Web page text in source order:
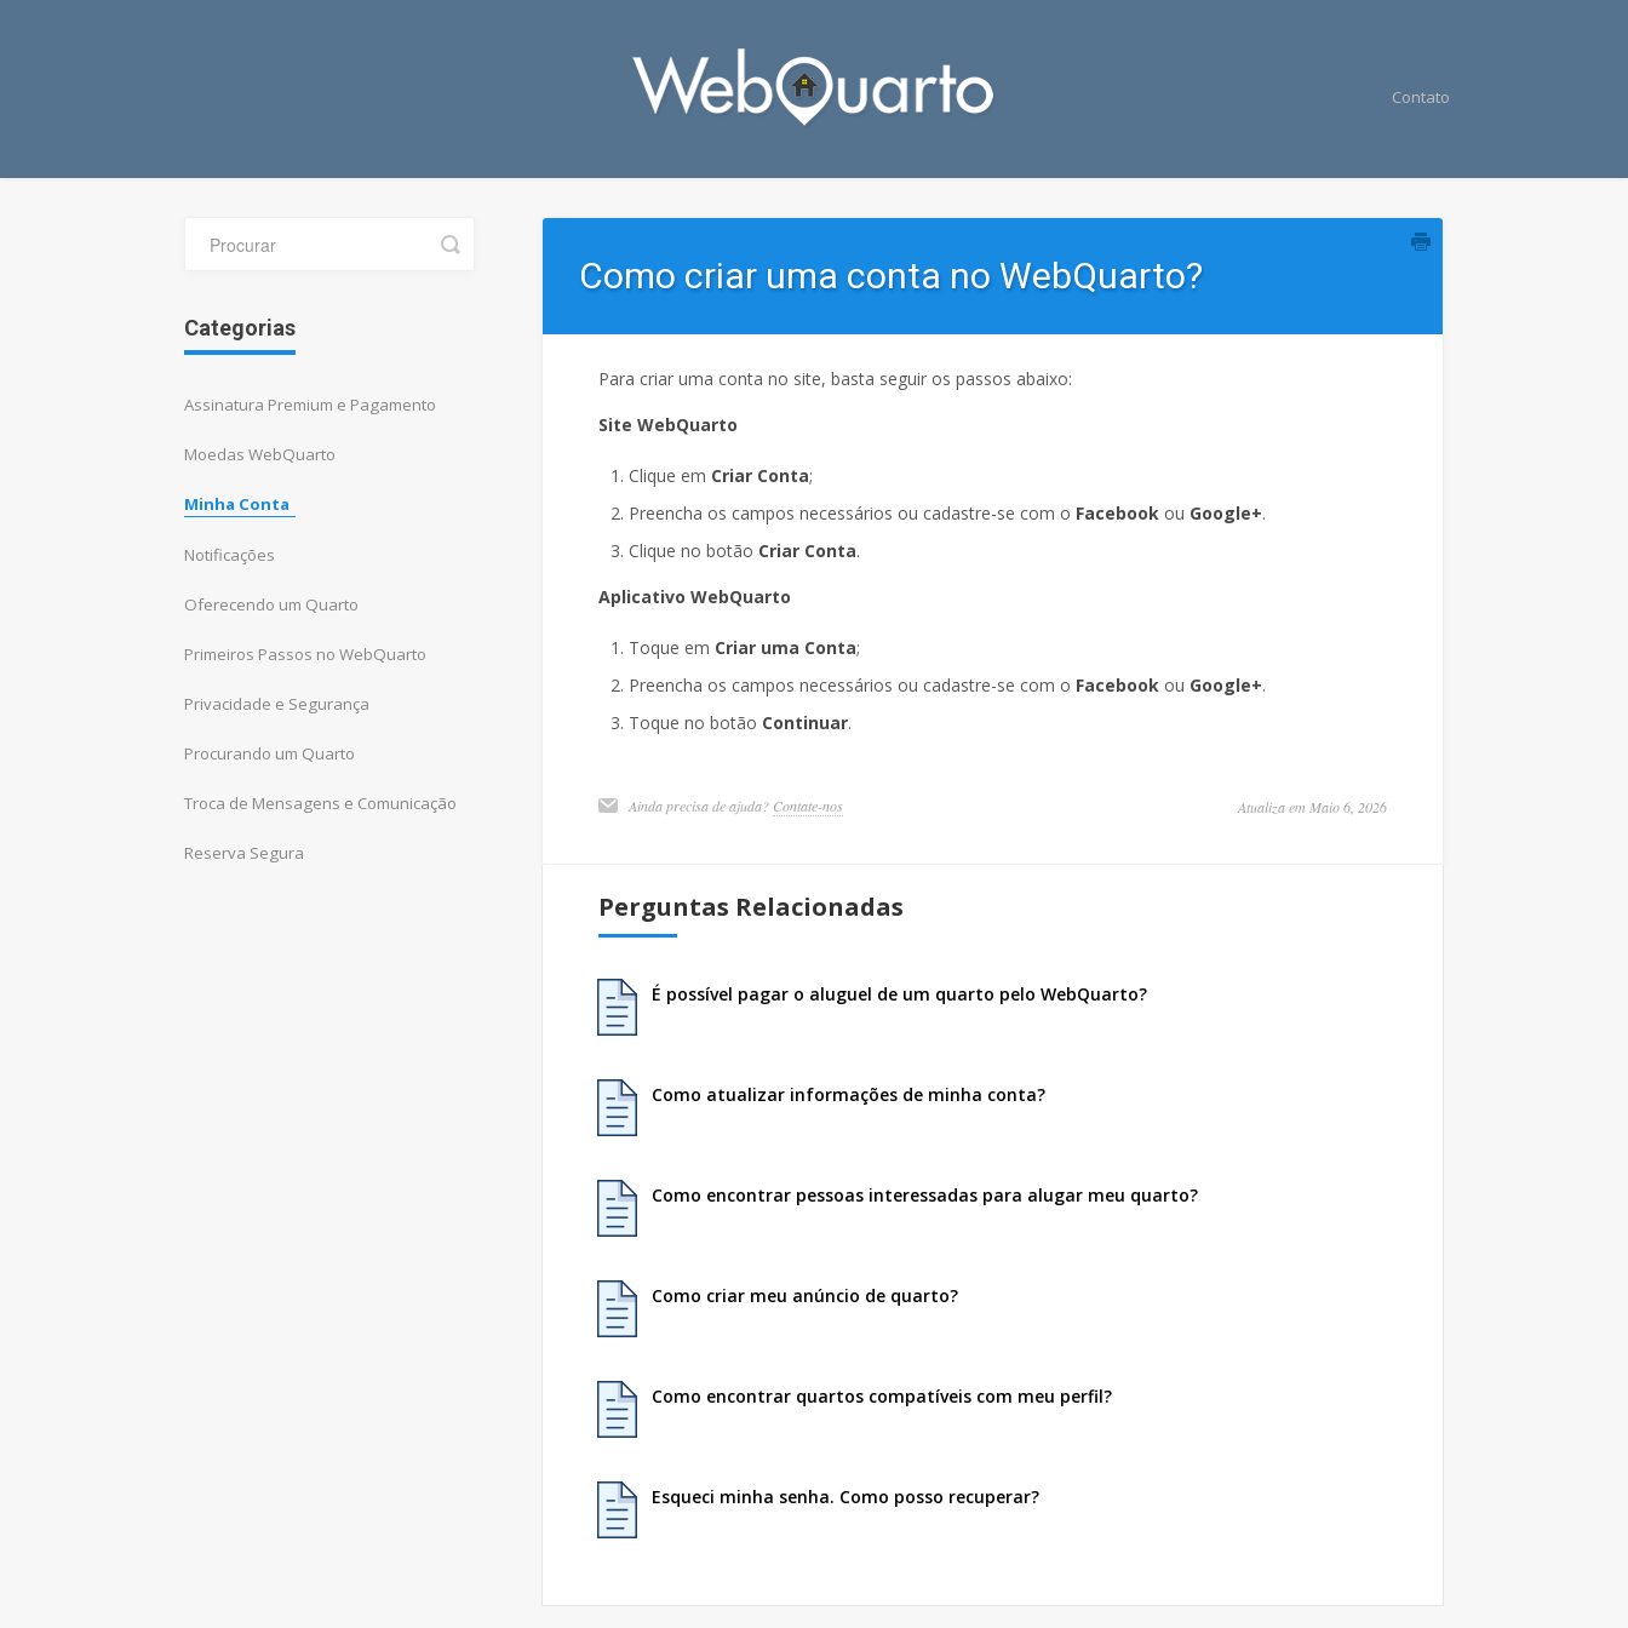
Contato
Como criar uma conta no WebQuarto?
Para criar uma conta no site, basta seguir os passos abaixo:
Site WebQuarto
Clique em Criar Conta;
Preencha os campos necessários ou cadastre-se com o Facebookou Google+.
Clique no botão Criar Conta.
Aplicativo WebQuarto
Toque em Criar uma Conta;
Preencha os campos necessários ou cadastre-se com o Facebookou Google+.
Toque no botão Continuar.
Ainda precisa de ajuda? Contate-nos Atualiza em Maio 6, 2026
Perguntas Relacionadas
É possível pagar o aluguel de um quarto pelo WebQuarto?
Como atualizar informações de minha conta?
Como encontrar pessoas interessadas para alugar meu quarto?
Como criar meu anúncio de quarto?
Como encontrar quartos compatíveis com meu perfil?
Esqueci minha senha. Como posso recuperar?
Toggle
Search
Categorias
Assinatura Premium e Pagamento
Moedas WebQuarto
Minha Conta
Notificações
Oferecendo um Quarto
Primeiros Passos no WebQuarto
Privacidade e Segurança
Procurando um Quarto
Troca de Mensagens e Comunicação
Reserva Segura